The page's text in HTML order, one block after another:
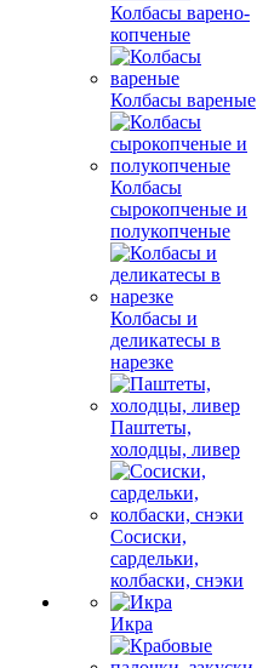
Колбасы варено-
копченые
Колбасы вареные
Колбасы
сырокопченые и
полукопченые
Колбасы и
деликатесы в
нарезке
Паштеты,
холодцы, ливер
Сосиски,
сардельки,
колбаски, снэки
Икра